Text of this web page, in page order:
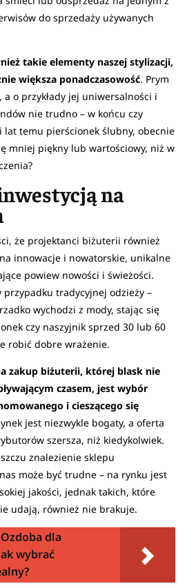
do sprzedaży używanych
takie elementy naszej stylizacji,
większa ponadczasowość. Prym
o przykłady jej uniwersalności i
nie trudno – w końcu czy
lat temu pierścionek ślubny, obecnie
mniej piękny lub wartościowy, niż w
na
że projektanci biżuterii również
innowacje i nowatorskie, unikalne
powiew nowości i świeżości.
tradycyjnej odzieży –
wychodzi z mody, stając się
czy naszyjnik sprzed 30 lub 60
robić dobre wrażenie.
zakup biżuterii, której blask nie
czasem, jest wybór
i cieszącego się
jest niezwykle bogaty, a oferta
szersza, niż kiedykolwiek.
znalezienie sklepu
może być trudne – na rynku jest
jakości, jednak takich, które
udają, również nie brakuje.
Ozdoba dla
wybrać